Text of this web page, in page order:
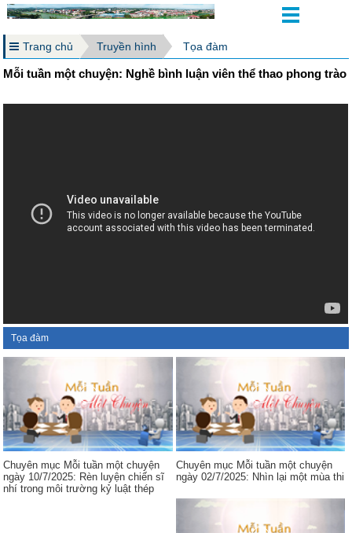
Trang chủ Truyền hình Tọa đàm
Mỗi tuần một chuyện: Nghề bình luận viên thể thao phong trào
Tọa đàm
Chuyên mục Mỗi tuần một chuyện
ngày 10/7/2025: Rèn luyện chiến sĩ
nhí trong môi trường kỷ luật thép
Chuyên mục Mỗi tuần một chuyện
ngày 02/7/2025: Nhìn lại một mùa thi